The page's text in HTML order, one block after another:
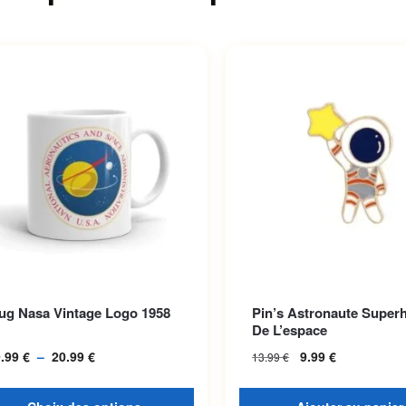
Nasa Vintage Logo 1958
€ – 20.99 €
options peuvent être choisies
Pin’s Astronaute
De L’espace
13.99€ 9.99 €